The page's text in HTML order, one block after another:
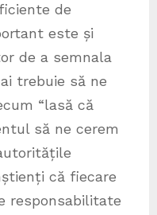
de
este și
de a semnala
trebuie să ne
“lasă că
să ne cerem
că fiecare
responsabilitate